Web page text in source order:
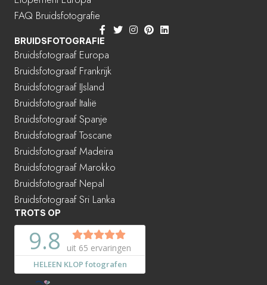
FAQ Bruidsfotografie
BRUIDSFOTOGRAFIE
Bruidsfotograaf Europa
Bruidsfotograaf Frankrijk
Bruidsfotograaf IJsland
Bruidsfotograaf Italië
Bruidsfotograaf Spanje
Bruidsfotograaf Toscane
Bruidsfotograaf Madeira
Bruidsfotograaf Marokko
Bruidsfotograaf Nepal
Bruidsfotograaf Sri Lanka
TROTS OP